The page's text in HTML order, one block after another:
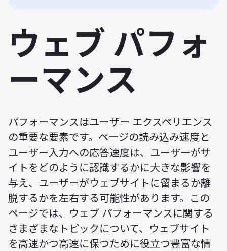
ウェブ パフォ
ーマンス
パフォーマンスはユーザー エクスペリエンス
の重要な要素です。ページの読み込み速度と
ユーザー入力への応答速度は、ユーザーがサ
イトをどのように認識するかに大きな影響を
与え、ユーザーがウェブサイトに留まるか離
脱するかを左右する可能性があります。この
ページでは、ウェブ パフォーマンスに関する
さまざまなトピックについて、ウェブサイト
を高速かつ高速に保つために役立つ豊富な情